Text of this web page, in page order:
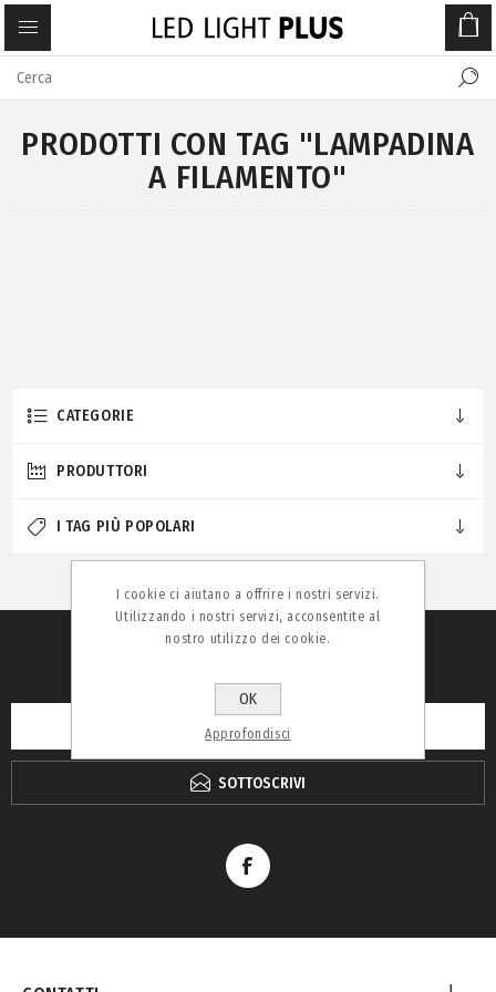
PRODOTTI CON TAG "LAMPADINA
A FILAMENTO"
CATEGORIE
PRODUTTORI
I TAG PIÙ POPOLARI
SOTTOSCRIVI
I cookie ci aiutano a offrire i nostri servizi.
Utilizzando i nostri servizi, acconsentite al
nostro utilizzo dei cookie.
OK
Approfondisci